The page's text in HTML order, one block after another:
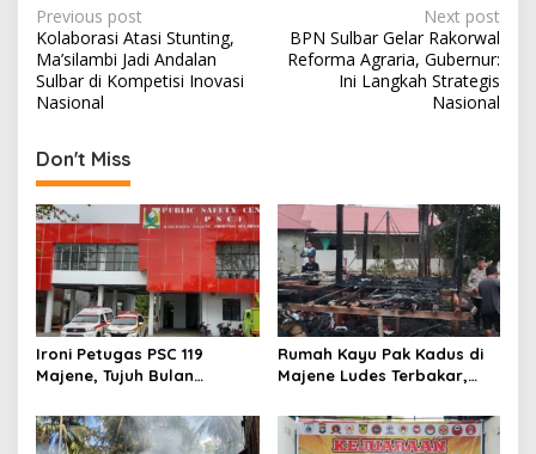
P
o
s
t
n
a
v
i
g
a
t
i
o
Previous post
Kolaborasi Atasi Stunting,
Ma’silambi Jadi Andalan
Sulbar di Kompetisi Inovasi
Nasional
Next post
BPN Sulbar Gelar Rakorwal
Reforma Agraria, Gubernur:
Ini Langkah Strategis
Nasional
Don't Miss
Ironi Petugas PSC 119
Majene, Tujuh Bulan
Pelayanan Darurat Tetap
Siaga 24 Jam
Rumah Kayu Pak Kadus di
Majene Ludes Terbakar,